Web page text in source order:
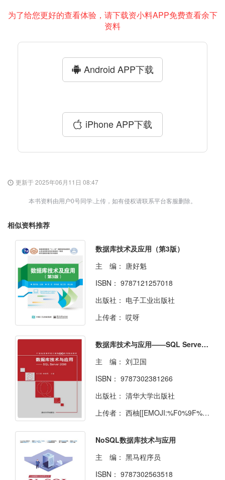
为了给您更好的查看体验，请下载资小料APP免费查看余下
资料
Android APP下载
iPhone APP下载
更新于 2025年06月11日 08:47
本书资料由用户0号同学.上传，如有侵权请联系平台客服删除。
相似资料推荐
数据库技术及应用（第3版）
主 编： 唐好魁
ISBN： 9787121257018
出版社： 电子工业出版社
上传者： 哎呀
数据库技术与应用——SQL Server 2008
主 编： 刘卫国
ISBN： 9787302381266
出版社： 清华大学出版社
上传者： 西柚[[EMOJI:%F0%9F%A5%91]]
NoSQL数据库技术与应用
主 编： 黑马程序员
ISBN： 9787302563518